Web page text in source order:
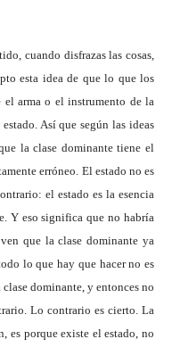
cuando disfrazas las cosas,
esta idea de que lo que los
el arma o el instrumento de la
Así que según las ideas
la clase dominante tiene el
erróneo. El estado no es
el estado es la esencia
Y eso significa que no habría
que la clase dominante ya
lo que hay que hacer no es
clase dominante, y entonces no
Lo contrario es cierto. La
es porque existe el estado, no